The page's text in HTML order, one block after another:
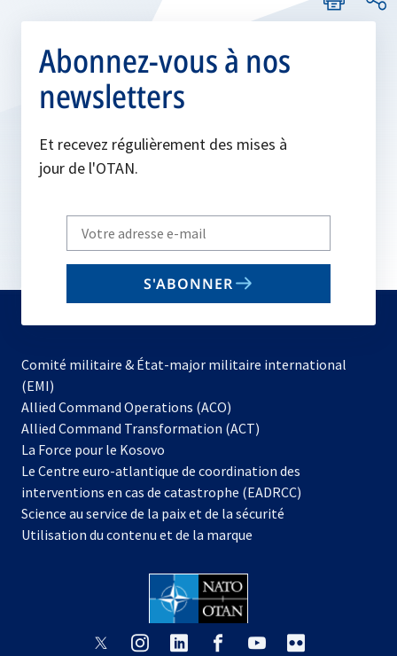
Abonnez-vous à nos
newsletters
Et recevez régulièrement des mises à
jour de l'OTAN.
Write
your
email
S'ABONNER
Comité militaire & État-major militaire international
(EMI)
Allied Command Operations (ACO)
dans
nouvel
onglet
Allied Command Transformation (ACT)
La Force pour le Kosovo
dans
un
nouvel
onglet
Le Centre euro-atlantique de coordination des
interventions en cas de catastrophe (EADRCC)
Science au service de la paix et de la sécurité
Utilisation du contenu et de la marque
s’ouvres’ouvres’ouvres’ouvres’ouvre